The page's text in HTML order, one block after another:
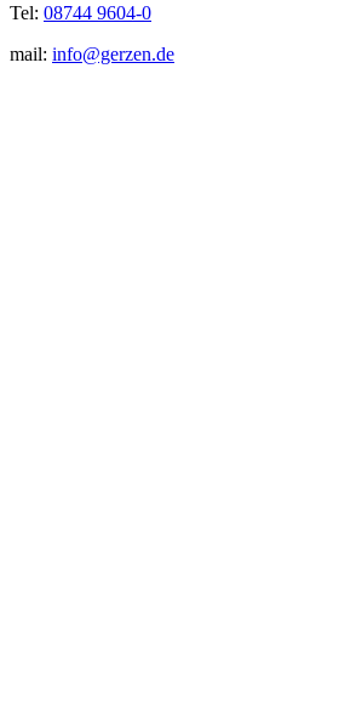
Tel: 08744 9604-0
mail: info@gerzen.de